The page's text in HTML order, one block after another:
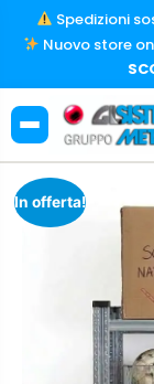
Spedizioni
Nuovo store
In offerta!